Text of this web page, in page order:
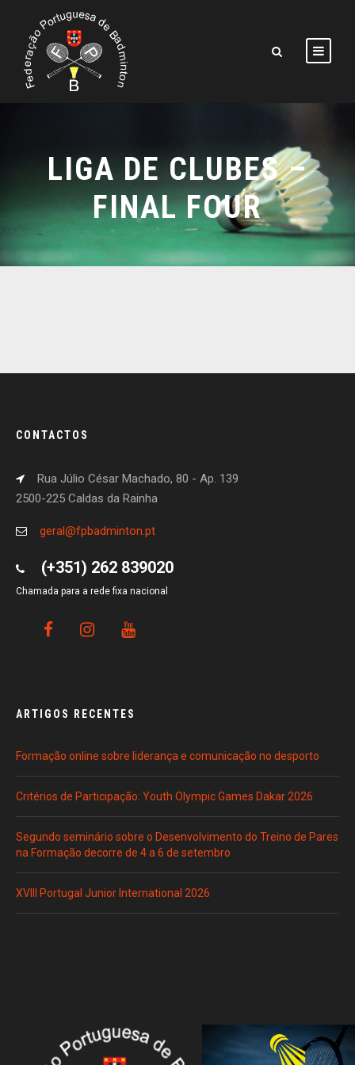
LIGA DE CLUBES –
FINAL FOUR
CONTACTOS
Rua Júlio César Machado, 80 - Ap. 139
2500-225 Caldas da Rainha
geral@fpbadminton.pt
(+351) 262 839020
Chamada para a rede fixa nacional
ARTIGOS RECENTES
Formação online sobre liderança e comunicação no desporto
Critérios de Participação: Youth Olympic Games Dakar 2026
Segundo seminário sobre o Desenvolvimento do Treino de Pares
na Formação decorre de 4 a 6 de setembro
XVIII Portugal Junior International 2026